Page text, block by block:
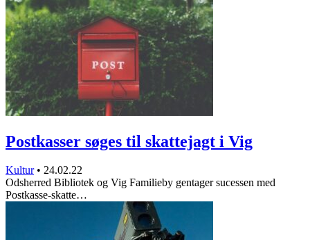
Postkasser søges til skattejagt i Vig
Kultur • 24.02.22
Odsherred Bibliotek og Vig Familieby gentager sucessen med
Postkasse-skatte…